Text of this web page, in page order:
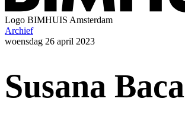
Logo BIMHUIS Amsterdam
Archief
woensdag 26 april 2023
Susana Baca